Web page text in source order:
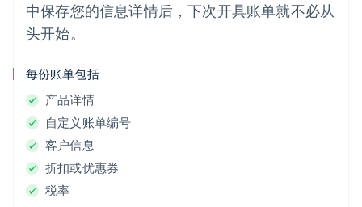
中保存您的信息详情后，下次开具账单就不必从
头开始。
每份账单包括
产品详情
自定义账单编号
客户信息
折扣或优惠券
税率